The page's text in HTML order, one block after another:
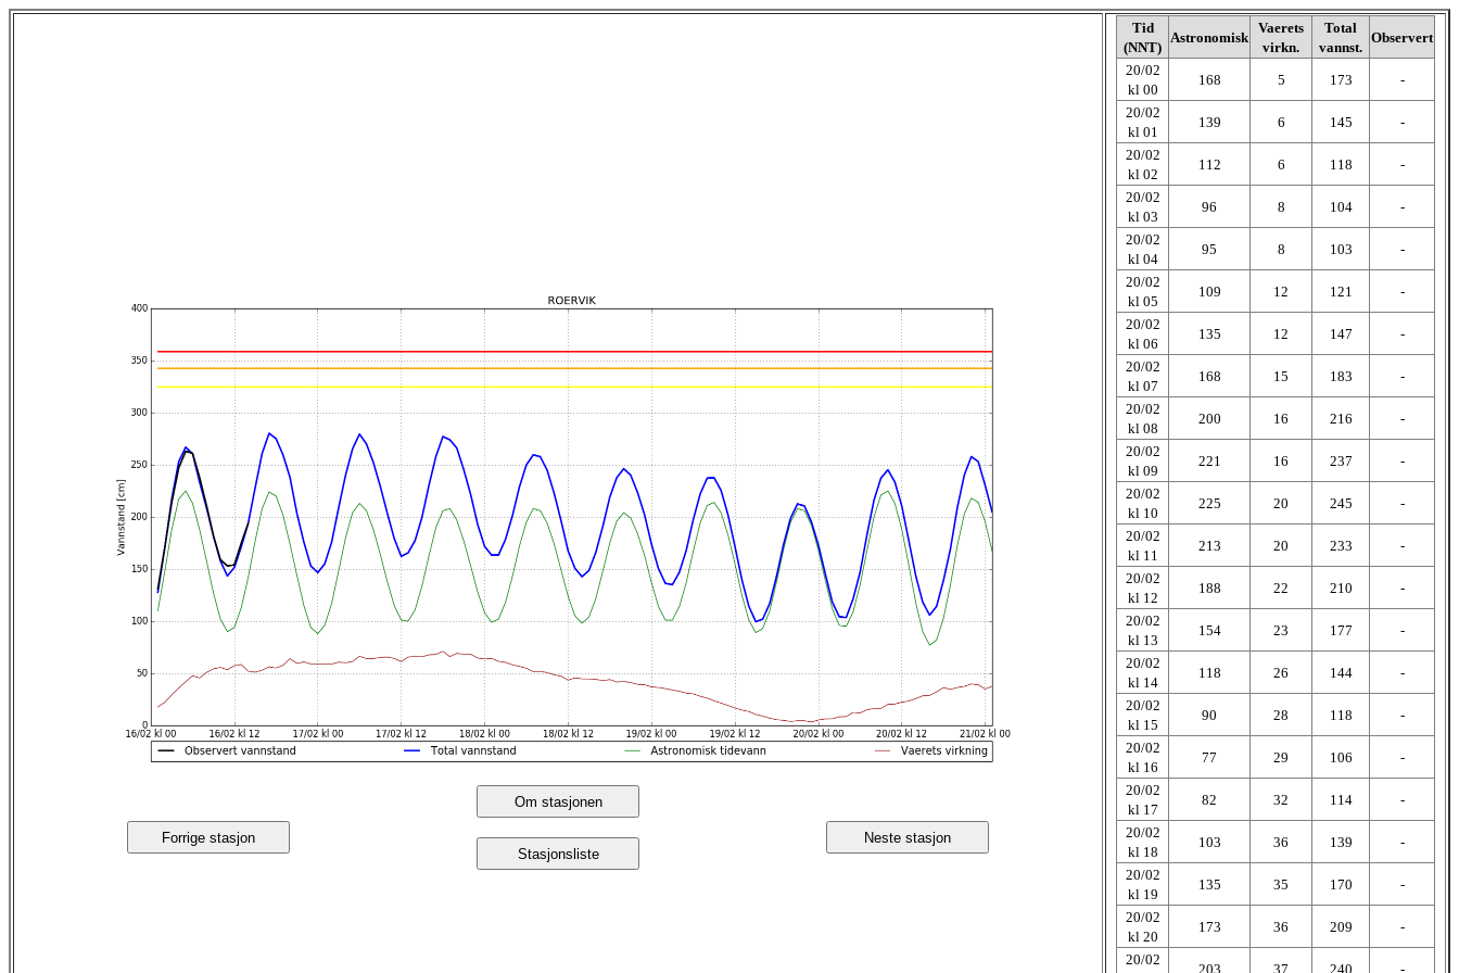
Forrige stasjon
Om stasjonen
Stasjonsliste
Neste stasjon
Tid
(NNT)
Astronomisk
Vaerets
virkn.
Total
vannst.
Observert
20/02
kl 00
168 5 173
-
20/02
kl 01
139 6 145
-
20/02
kl 02
112 6 118
-
20/02
kl 03
96 8 104
-
20/02
kl 04
95 8 103
-
20/02
kl 05
109 12 121
-
20/02
kl 06
135 12 147
-
20/02
kl 07
168 15 183
-
20/02
kl 08
200 16 216
-
20/02
kl 09
221 16 237
-
20/02
kl 10
225 20 245
-
20/02
kl 11
213 20 233
-
20/02
kl 12
188 22 210
-
20/02
kl 13
154 23 177
-
20/02
kl 14
118 26 144
-
20/02
kl 15
90 28 118
-
20/02
kl 16
77 29 106
-
20/02
kl 17
82 32 114
-
20/02
kl 18
103 36 139
-
20/02
kl 19
135 35 170
-
20/02
kl 20
173 36 209
-
20/02
203 37 240 -